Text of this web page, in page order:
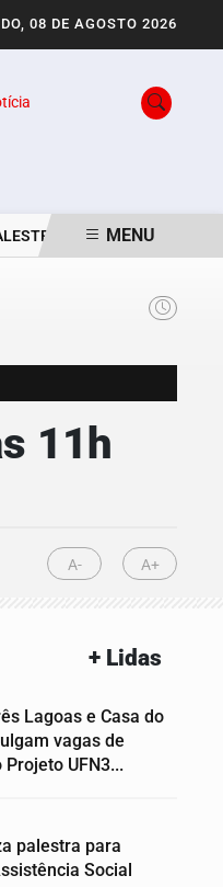
08 DE AGOSTO 2026
PARA MOTORISTAS DA
MENU
11h
A- A+
+ Lidas
Lagoas e Casa do
vagas de
UFN3...
palestra para
Social